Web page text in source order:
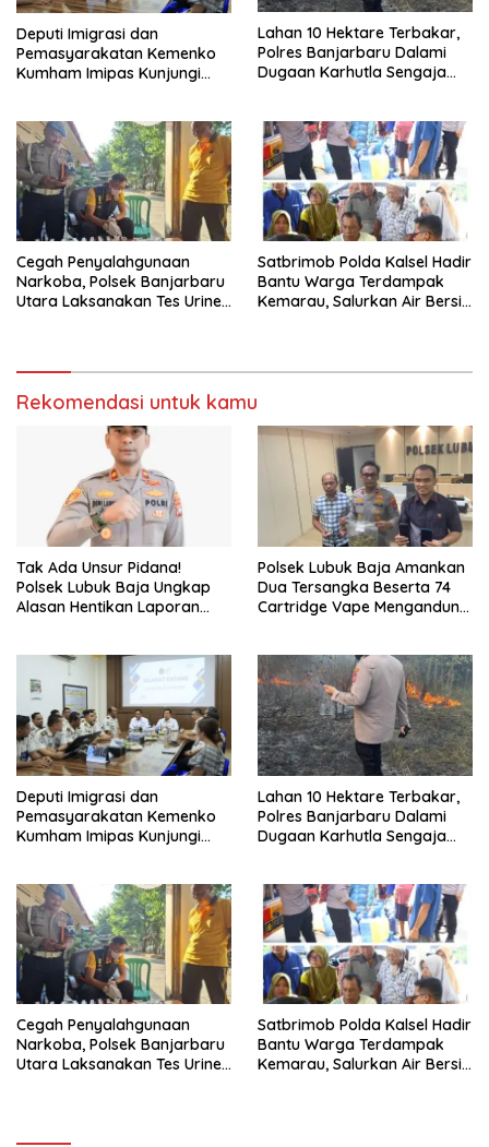
Deputi Imigrasi dan
Pemasyarakatan Kemenko
Kumham Imipas Kunjungi
Lahan 10 Hektare Terbakar,
Polres Banjarbaru Dalami
Dugaan Karhutla Sengaja
Cegah Penyalahgunaan
Narkoba, Polsek Banjarbaru
Utara Laksanakan Tes Urine
Satbrimob Polda Kalsel Hadir
Bantu Warga Terdampak
Kemarau, Salurkan Air Bersih
Rekomendasi untuk kamu
Tak Ada Unsur Pidana!
Polsek Lubuk Baja Ungkap
Alasan Hentikan Laporan
Polsek Lubuk Baja Amankan
Dua Tersangka Beserta 74
Cartridge Vape Mengandung
Deputi Imigrasi dan
Pemasyarakatan Kemenko
Kumham Imipas Kunjungi
Lahan 10 Hektare Terbakar,
Polres Banjarbaru Dalami
Dugaan Karhutla Sengaja
Cegah Penyalahgunaan
Narkoba, Polsek Banjarbaru
Utara Laksanakan Tes Urine
Satbrimob Polda Kalsel Hadir
Bantu Warga Terdampak
Kemarau, Salurkan Air Bersih